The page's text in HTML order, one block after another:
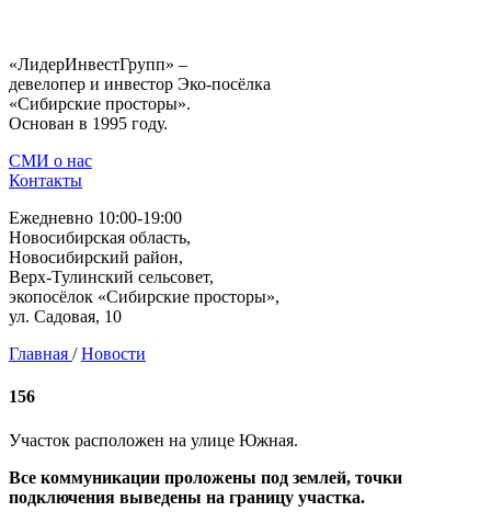
«ЛидерИнвестГрупп» –
девелопер и инвестор Эко-посёлка
«Сибирские просторы».
Основан в 1995 году.
СМИ о нас
Контакты
Ежедневно 10:00-19:00
Новосибирская область,
Новосибирский район,
Верх-Тулинский сельсовет,
экопосёлок «Сибирские просторы»,
ул. Садовая, 10
Главная / Новости
156
Участок расположен на улице Южная.
Все коммуникации проложены под землей, точки
подключения выведены на границу участка.